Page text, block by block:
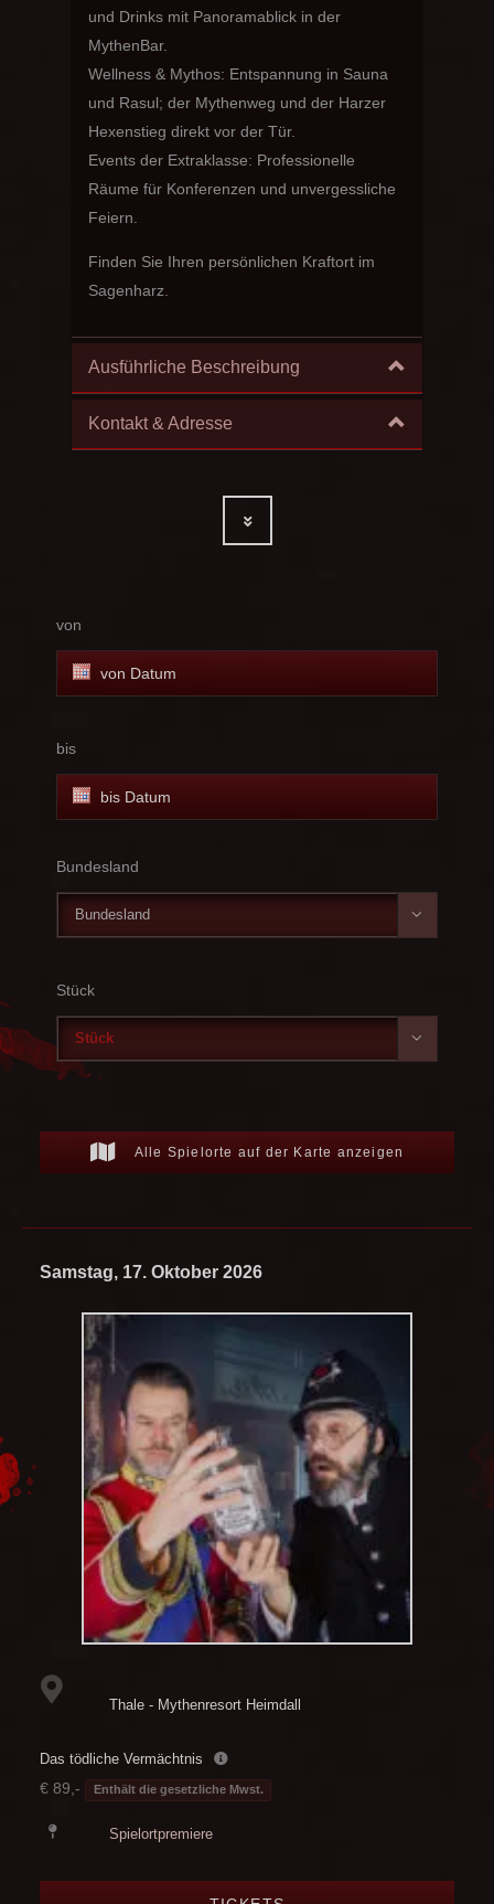
und Drinks mit Panoramablick in der
MythenBar.
Wellness & Mythos: Entspannung in Sauna
und Rasul; der Mythenweg und der Harzer
Hexenstieg direkt vor der Tür.
Events der Extraklasse: Professionelle
Räume für Konferenzen und unvergessliche
Feiern.
Finden Sie Ihren persönlichen Kraftort im
Sagenharz.
Ausführliche Beschreibung
Kontakt & Adresse
von
bis
Bundesland

Stück

Alle Spielorte auf der Karte anzeigen
Samstag, 17. Oktober 2026
Thale - Mythenresort Heimdall
Das tödliche Vermächtnis
€ 89,- Enthält die gesetzliche Mwst.
Spielortpremiere